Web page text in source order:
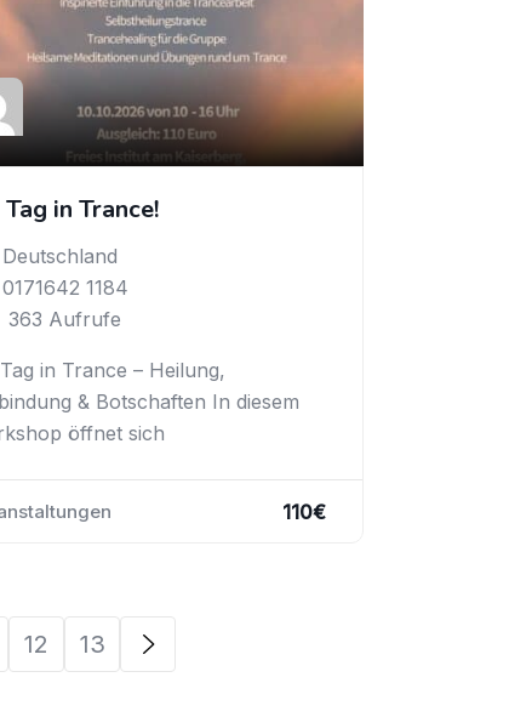
Tag in Trance!
Deutschland
0171642 1184
363 Aufrufe
in Trance – Heilung,
& Botschaften In diesem
öffnet sich
110€
12 13